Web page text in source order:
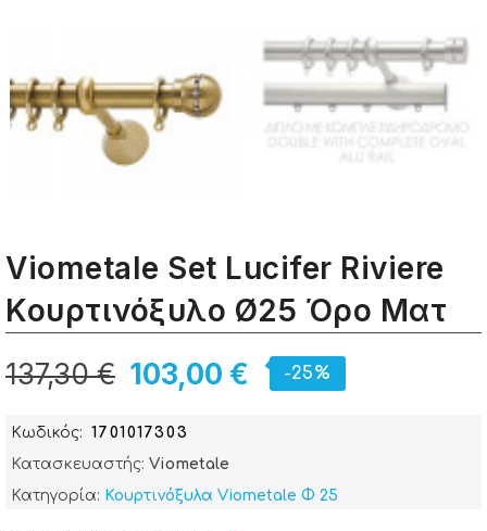
Viometale Set Lucifer Riviere
Κουρτινόξυλο Ø25 Όρο Ματ
103,00 €
137,30 € -25%
Κωδικός
1701017303
Κατασκευαστής: Viometale
Κατηγορία: Κουρτινόξυλα Viometale Φ 25